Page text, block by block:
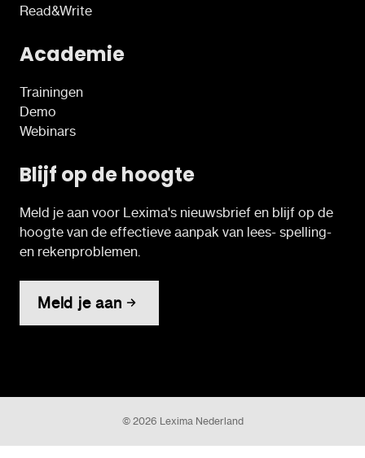
Read&Write
Academie
Trainingen
Demo
Webinars
Blijf op de hoogte
Meld je aan voor Lexima's nieuwsbrief en blijf op de
hoogte van de effectieve aanpak van lees- spelling-
en rekenproblemen.
Meld je aan
© 2026 Lexima Nederland